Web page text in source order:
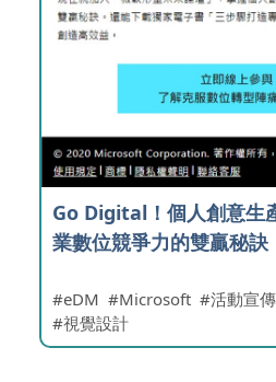
Go Digital！個人創意生
業數位競爭力的雙贏秘訣
eDM Microsoft
活動宣傳
視覺設計